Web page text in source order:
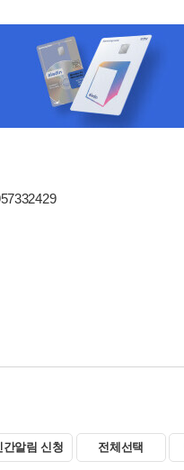
간알림 신청 전체선택